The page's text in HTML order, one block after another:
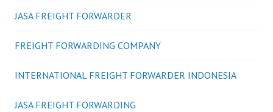
JASA FREIGHT FORWARDER
FREIGHT FORWARDING COMPANY
INTERNATIONAL FREIGHT FORWARDER INDONESIA
JASA FREIGHT FORWARDING